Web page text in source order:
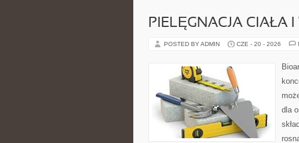
PIELĘGNACJA CIAŁA
POSTED BY ADMIN CZE - 20 - 2026
dla